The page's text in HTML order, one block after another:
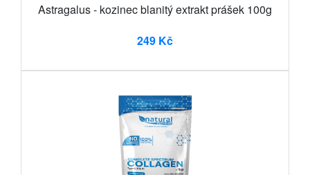
Astragalus - kozinec blanitý extrakt prášek 100g
249 Kč